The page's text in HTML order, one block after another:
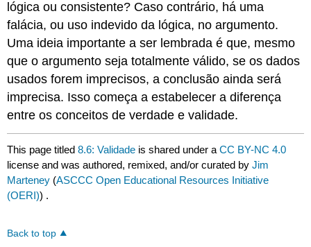
lógica ou consistente? Caso contrário, há uma
falácia, ou uso indevido da lógica, no argumento.
Uma ideia importante a ser lembrada é que, mesmo
que o argumento seja totalmente válido, se os dados
usados forem imprecisos, a conclusão ainda será
imprecisa. Isso começa a estabelecer a diferença
entre os conceitos de verdade e validade.
This page titled8.6: Validade is shared under aCC BY-NC 4.0
license and was authored, remixed, and/or curated byJim
Marteney (ASCCC Open Educational Resources Initiative
(OERI)) .
Back to top